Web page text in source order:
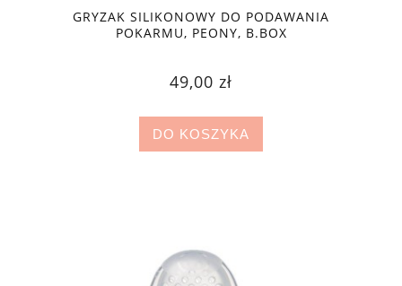
GRYZAK SILIKONOWY DO PODAWANIA
POKARMU, PEONY, B.BOX
49,00 zł
DO KOSZYKA